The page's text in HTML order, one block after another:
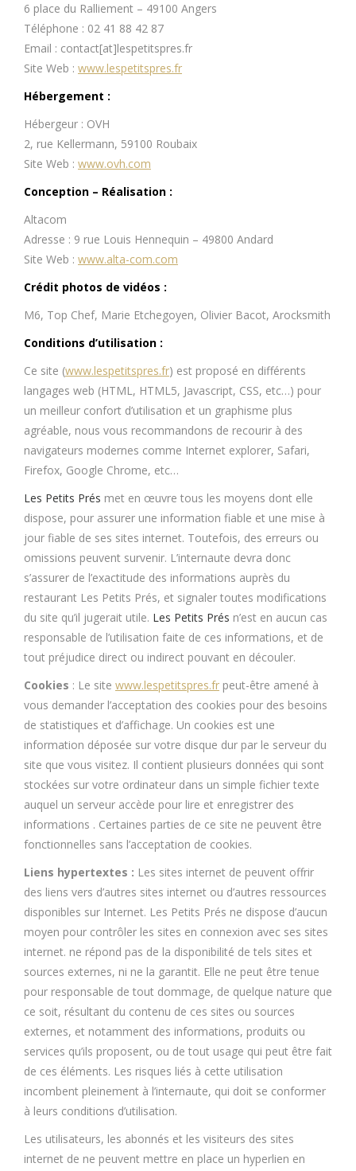
6 place du Ralliement – 49100 Angers
Téléphone : 02 41 88 42 87
Email : contact[at]lespetitspres.fr
Site Web : www.lespetitspres.fr
Hébergement :
Hébergeur : OVH
2, rue Kellermann, 59100 Roubaix
Site Web : www.ovh.com
Conception – Réalisation :
Altacom
Adresse : 9 rue Louis Hennequin – 49800 Andard
Site Web : www.alta-com.com
Crédit photos de vidéos :
M6, Top Chef, Marie Etchegoyen, Olivier Bacot, Arocksmith
Conditions d’utilisation :
Ce site (www.lespetitspres.fr) est proposé en différents
langages web (HTML, HTML5, Javascript, CSS, etc…) pour
un meilleur confort d’utilisation et un graphisme plus
agréable, nous vous recommandons de recourir à des
navigateurs modernes comme Internet explorer, Safari,
Firefox, Google Chrome, etc…
Les Petits Prés met en œuvre tous les moyens dont elle
dispose, pour assurer une information fiable et une mise à
jour fiable de ses sites internet. Toutefois, des erreurs ou
omissions peuvent survenir. L’internaute devra donc
s’assurer de l’exactitude des informations auprès du
restaurant Les Petits Prés, et signaler toutes modifications
du site qu’il jugerait utile. Les Petits Prés n’est en aucun cas
responsable de l’utilisation faite de ces informations, et de
tout préjudice direct ou indirect pouvant en découler.
Cookies : Le site www.lespetitspres.fr peut-être amené à
vous demander l’acceptation des cookies pour des besoins
de statistiques et d’affichage. Un cookies est une
information déposée sur votre disque dur par le serveur du
site que vous visitez. Il contient plusieurs données qui sont
stockées sur votre ordinateur dans un simple fichier texte
auquel un serveur accède pour lire et enregistrer des
informations . Certaines parties de ce site ne peuvent être
fonctionnelles sans l’acceptation de cookies.
Liens hypertextes : Les sites internet de peuvent offrir
des liens vers d’autres sites internet ou d’autres ressources
disponibles sur Internet. Les Petits Prés ne dispose d’aucun
moyen pour contrôler les sites en connexion avec ses sites
internet. ne répond pas de la disponibilité de tels sites et
sources externes, ni ne la garantit. Elle ne peut être tenue
pour responsable de tout dommage, de quelque nature que
ce soit, résultant du contenu de ces sites ou sources
externes, et notamment des informations, produits ou
services qu’ils proposent, ou de tout usage qui peut être fait
de ces éléments. Les risques liés à cette utilisation
incombent pleinement à l’internaute, qui doit se conformer
à leurs conditions d’utilisation.
Les utilisateurs, les abonnés et les visiteurs des sites
internet de ne peuvent mettre en place un hyperlien en